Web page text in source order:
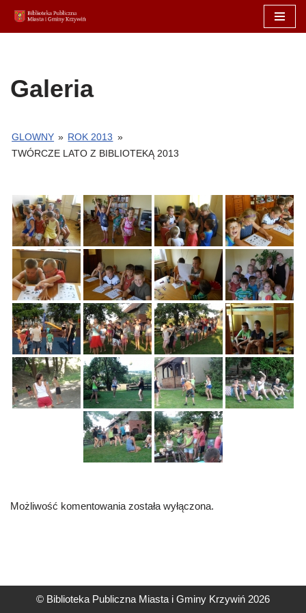
Przejdź
Galeria
GLOWNY » ROK 2013 »
TWÓRCZE LATO Z BIBLIOTEKĄ 2013
Możliwość komentowania została wyłączona.
© Biblioteka Publiczna Miasta i Gminy Krzywiń 2026